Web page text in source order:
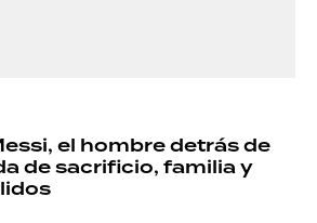
el hombre detrás de
de sacrificio, familia y